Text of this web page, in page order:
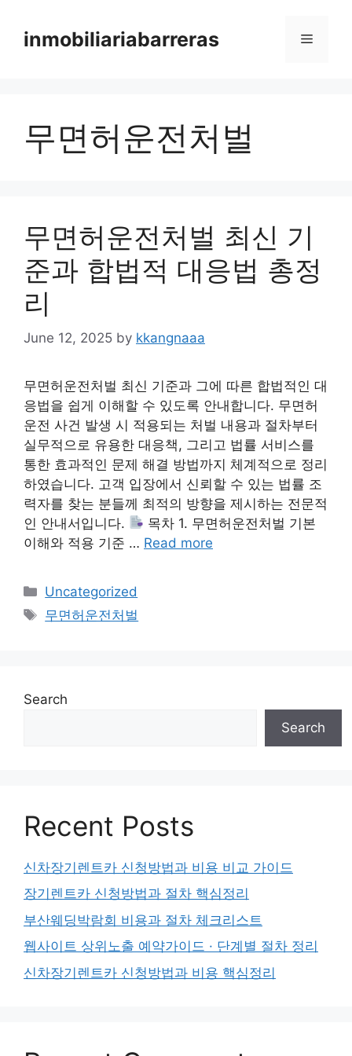
contentinmobiliariabarreras Menu
무면허운전처벌
무면허운전처벌 최신 기
준과 합법적 대응법 총정
리
June 12, 2025 by kkangnaaa
무면허운전처벌 최신 기준과 그에 따른 합법적인 대
응법을 쉽게 이해할 수 있도록 안내합니다. 무면허
운전 사건 발생 시 적용되는 처벌 내용과 절차부터
실무적으로 유용한 대응책, 그리고 법률 서비스를
통한 효과적인 문제 해결 방법까지 체계적으로 정리
하였습니다. 고객 입장에서 신뢰할 수 있는 법률 조
력자를 찾는 분들께 최적의 방향을 제시하는 전문적
인 안내서입니다.
목차 1. 무면허운전처벌 기본
이해와 적용 기준 … Read more
Categories
Uncategorized
Tags
무면허운전처벌
Search
Search
Recent Posts
신차장기렌트카 신청방법과 비용 비교 가이드
장기렌트카 신청방법과 절차 핵심정리
부산웨딩박람회 비용과 절차 체크리스트
웹사이트 상위노출 예약가이드 · 단계별 절차 정리
신차장기렌트카 신청방법과 비용 핵심정리